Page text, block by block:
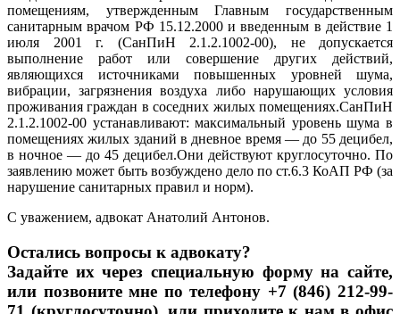
помещениям, утвержденным Главным государственным
санитарным врачом РФ 15.12.2000 и введенным в действие 1
июля 2001 г. (СанПиН 2.1.2.1002-00), не допускается
выполнение работ или совершение других действий,
являющихся источниками повышенных уровней шума,
вибрации, загрязнения воздуха либо нарушающих условия
проживания граждан в соседних жилых помещениях.СанПиН
2.1.2.1002-00 устанавливают: максимальный уровень шума в
помещениях жилых зданий в дневное время — до 55 децибел,
в ночное — до 45 децибел.Они действуют круглосуточно. По
заявлению может быть возбуждено дело по ст.6.3 КоАП РФ (за
нарушение санитарных правил и норм).
С уважением, адвокат Анатолий Антонов.
Остались вопросы к адвокату?
Задайте их через специальную форму на сайте,
или позвоните мне по телефону +7 (846) 212-99-